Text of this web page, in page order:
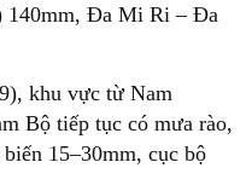
140mm, Đa Mi Ri – Đa
khu vực từ Nam
Bộ tiếp tục có mưa rào,
15–30mm, cục bộ